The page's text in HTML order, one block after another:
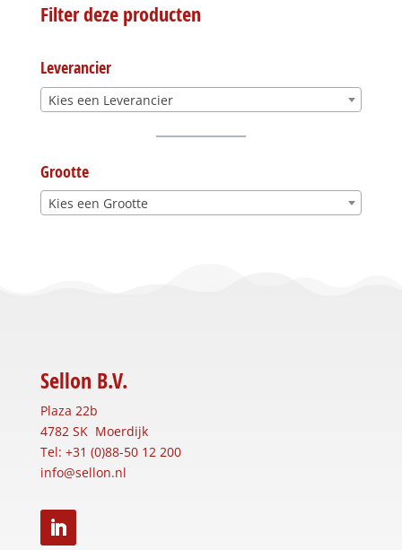
Filter deze producten
Leverancier
Kies een Leverancier
Grootte
Kies een Grootte
Sellon B.V.
Plaza 22b
4782 SK Moerdijk
Tel: +31 (0)88-50 12 200
info@sellon.nl